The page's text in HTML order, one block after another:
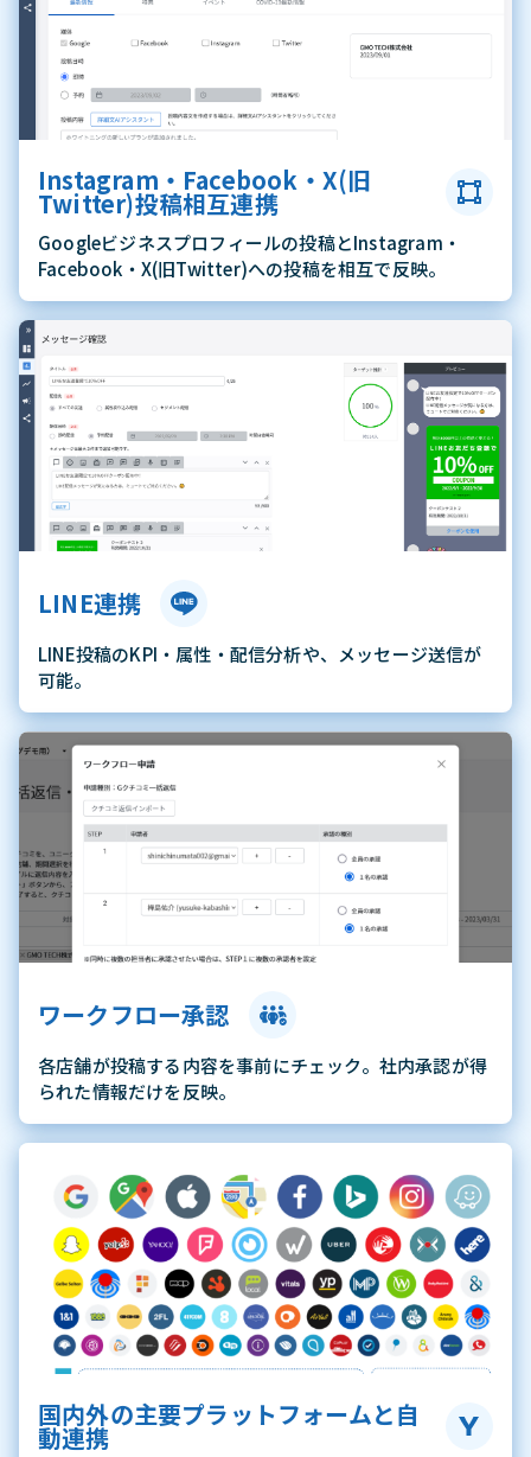
Instagram・Facebook・X(旧
Twitter)投稿相互連携
Googleビジネスプロフィールの投稿とInstagram・
Facebook・X(旧Twitter)への投稿を相互で反映。
LINE連携
LINE投稿のKPI・属性・配信分析や、メッセージ送信が
可能。
ワークフロー承認
各店舗が投稿する内容を事前にチェック。社内承認が得
られた情報だけを反映。
国内外の主要プラットフォームと自
動連携